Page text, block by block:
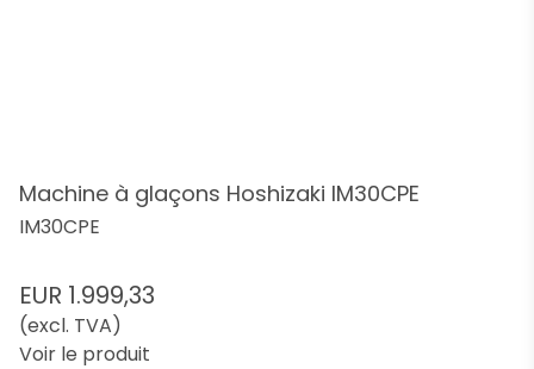
Machine à glaçons Hoshizaki IM30CPE
IM30CPE
EUR 1.999,33
(excl. TVA)
Voir le produit